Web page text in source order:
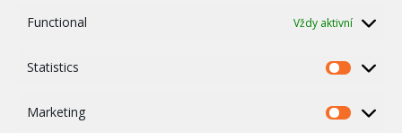
Functional Vždy aktivní
Statistics Statistics
Marketing Marketing